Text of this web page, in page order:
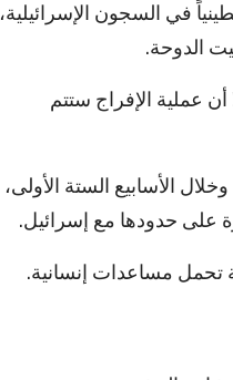
أسيرات إسرائيليات مقابل 95 أسيراً فلسطينياً في السجون الإسرائيلية،
عملية الإفراج ستتم
الأسابيع الستة الأولى،
على حدودها مع إسرائيل.
بتخفيف الحصار على غزة، والسماح بدخول 600 شاحنة تحمل مساعدات إنسانية.